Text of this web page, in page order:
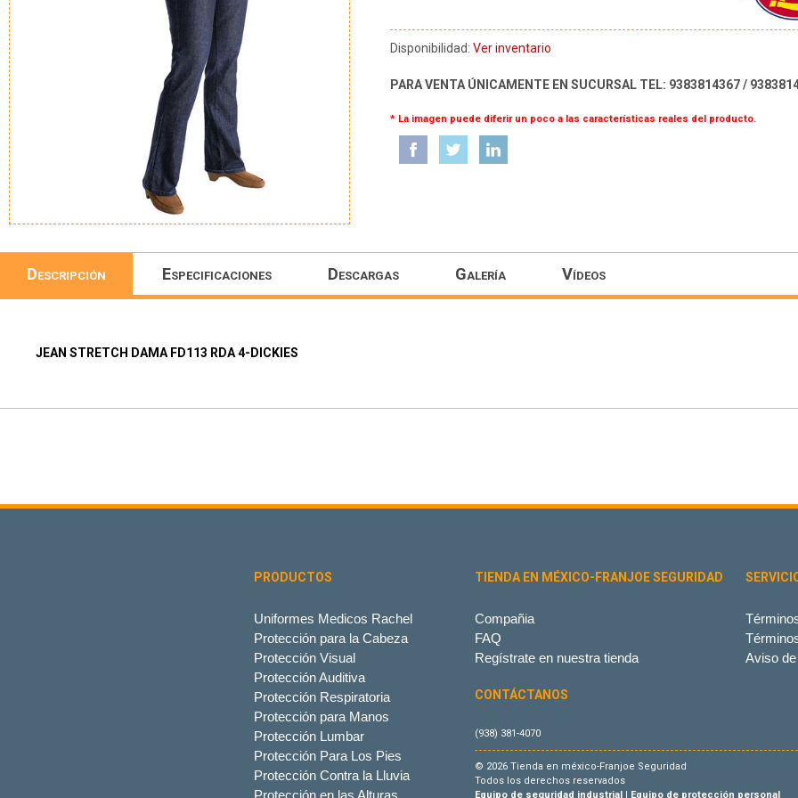
Disponibilidad:Ver inventario
PARA VENTA ÚNICAMENTE EN SUCURSAL TEL: 9383814367 /
* La imagen puede diferir un poco a las características reales del producto.
Descripción Especificaciones Descargas Galería Vídeos
JEAN STRETCH DAMA FD113 RDA 4-DICKIES
PRODUCTOS
Uniformes Medicos Rachel
Protección para la Cabeza
Protección Visual
Protección Auditiva
Protección Respiratoria
Protección para Manos
Protección Lumbar
Protección Para Los Pies
Protección Contra la Lluvia
Protección en las Alturas
TIENDA EN MÉXICO-FRANJOE SEGURIDAD
Compañia
FAQ
Regístrate en nuestra tienda
Aviso
CONTÁCTANOS
(938) 381-4070
© 2026 Tienda en méxico-Franjoe Seguridad
Todos los derechos reservados
Equipo de seguridad industrial| Equipo de protección personal